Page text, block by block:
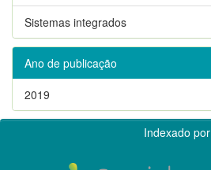
Sistemas integrados
Ano de publicação
2019
Indexado por